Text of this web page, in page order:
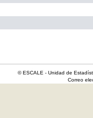
© ESCALE - Unidad de
Correo